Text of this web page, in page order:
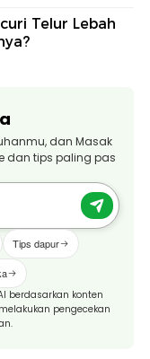
Telur Lebah
dan Masak
dan tips paling pas
Tips dapur
berdasarkan konten
pengecekan